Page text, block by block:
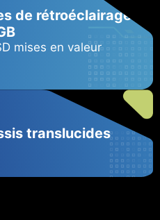
de rétroéclairage
mises en valeur
translucides